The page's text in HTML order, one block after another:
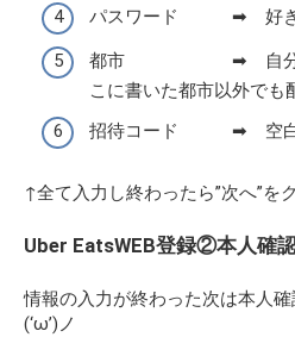
パスワード ➡ 好きな
都市 ➡ 自分が主
こに書いた都市以外でも
招待コード ➡ 空白
↑全て入力し終わったら”次へ”を
Uber EatsWEB登録②本人確
情報の入力が終わった次は本人
(‘ω’)ノ